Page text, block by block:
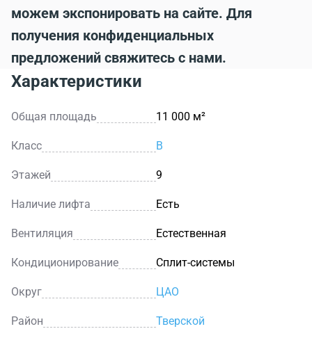
можем экспонировать на сайте. Для
получения конфиденциальных
предложений свяжитесь с нами.
Характеристики
Общая площадь 11 000 м²
Класс B
Этажей 9
Наличие лифта Есть
Вентиляция Естественная
Кондиционирование Сплит-системы
Округ ЦАО
Район Тверской